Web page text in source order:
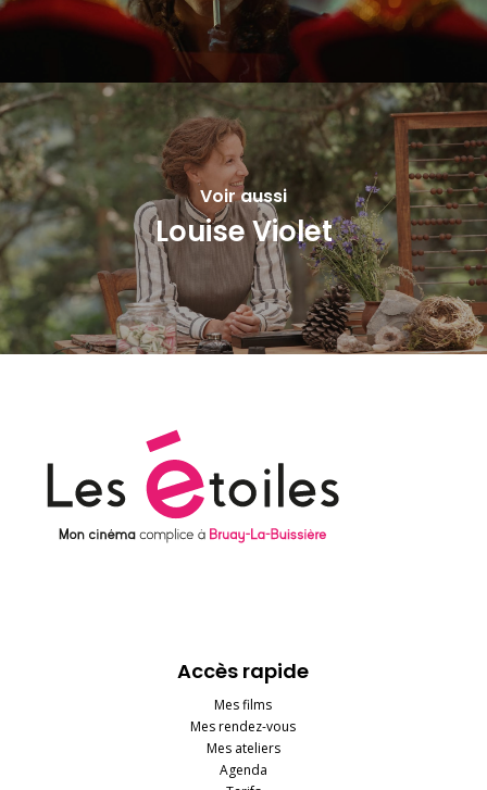
Voir aussi
Louise Violet
Accès rapide
Mes films
Mes rendez-vous
Mes ateliers
Agenda